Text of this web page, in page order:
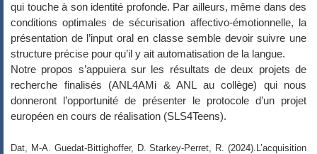
qui touche à son identité profonde. Par ailleurs, même dans des
conditions optimales de sécurisation affectivo-émotionnelle, la
présentation de l’input oral en classe semble devoir suivre une
structure précise pour qu’il y ait automatisation de la langue.
Notre propos s’appuiera sur les résultats de deux projets de
recherche finalisés (ANL4AMi & ANL au collège) qui nous
donneront l’opportunité de présenter le protocole d’un projet
européen en cours de réalisation (SLS4Teens).
Dat, M-A. Guedat-Bittighoffer, D. Starkey-Perret, R. (2024).L’acquisition